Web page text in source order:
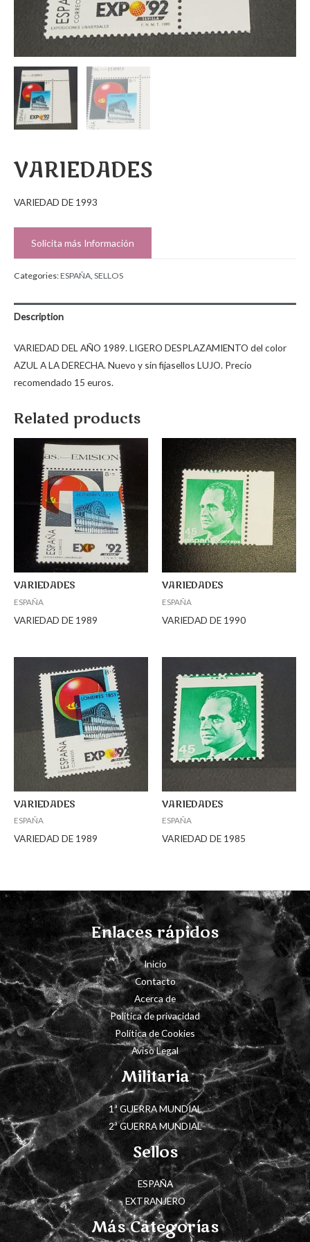
VARIEDADES
VARIEDAD DE 1993
Solicita más Información
Categories:ESPAÑA SELLOS
Description
VARIEDAD DEL AÑO 1989. LIGERO DESPLAZAMIENTO del color
AZUL A LA DERECHA. Nuevo y sin fijasellos LUJO. Precio
recomendado 15 euros.
Related products
VARIEDADES
ESPAÑA
VARIEDAD DE 1989
VARIEDADES
ESPAÑA
VARIEDAD DE 1990
VARIEDADES
ESPAÑA
VARIEDAD DE 1989
VARIEDADES
ESPAÑA
VARIEDAD DE 1985
Enlaces rápidos
Inicio
Contacto
Acerca de
Política de privacidad
Política de Cookies
Aviso Legal
Militaria
1ª GUERRA MUNDIAL
2ª GUERRA MUNDIAL
Sellos
ESPAÑA
EXTRANJERO
Más Categorías